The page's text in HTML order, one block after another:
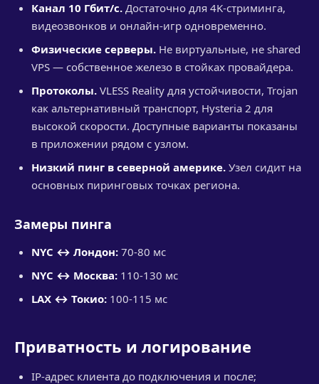
Канал 10 Гбит/с. Достаточно для 4K-стриминга,
видеозвонков и онлайн-игр одновременно.
Физические серверы. Не виртуальные, не shared
VPS — собственное железо в стойках провайдера.
Протоколы. VLESS Reality для устойчивости, Trojan
как альтернативный транспорт, Hysteria 2 для
высокой скорости. Доступные варианты показаны
в приложении рядом с узлом.
Низкий пинг в северной америке. Узел сидит на
основных пиринговых точках региона.
Замеры пинга
NYC ↔ Лондон: 70-80 мс
NYC ↔ Москва: 110-130 мс
LAX ↔ Токио: 100-115 мс
Приватность и логирование
IP-адрес клиента до подключения и после;